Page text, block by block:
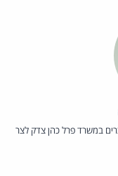
במשרד פרל כהן צדק לצר